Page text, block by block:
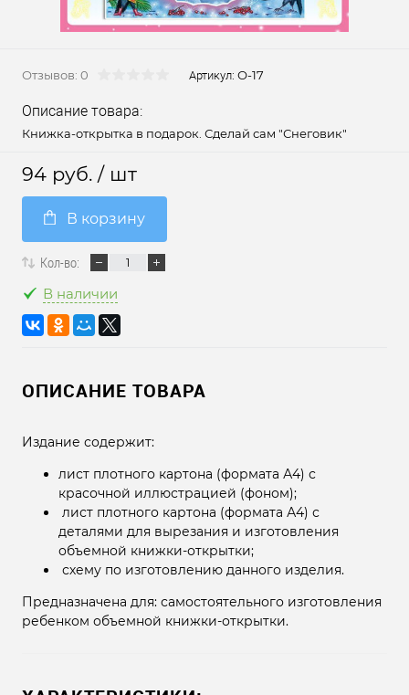
Отзывов: 0 Артикул: О-17
Описание товара:
Книжка-открытка в подарок. Сделай сам "Снеговик"
94 руб. / шт
В корзину
Кол-во:
В наличии
ОПИСАНИЕ ТОВАРА
Издание содержит:
лист плотного картона (формата А4) с
красочной иллюстрацией (фоном);
лист плотного картона (формата А4) с
деталями для вырезания и изготовления
объемной книжки-открытки;
схему по изготовлению данного изделия.
Предназначена для: самостоятельного изготовления
ребенком объемной книжки-открытки.